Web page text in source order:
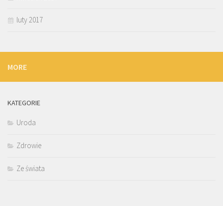
luty 2017
MORE
KATEGORIE
Uroda
Zdrowie
Ze świata